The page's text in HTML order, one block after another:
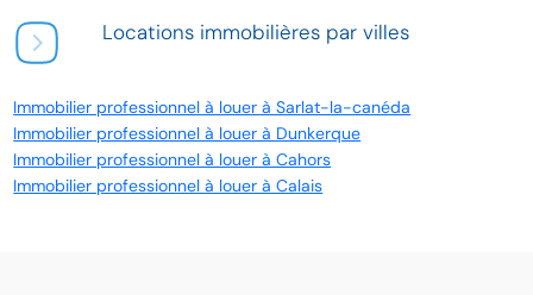
Locations immobilières par villes
Immobilier professionnel à louer à Sarlat-la-canéda
Immobilier professionnel à louer à Dunkerque
Immobilier professionnel à louer à Cahors
Immobilier professionnel à louer à Calais